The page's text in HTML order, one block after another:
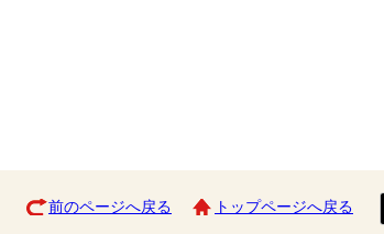
前のページへ戻る トップページへ戻る